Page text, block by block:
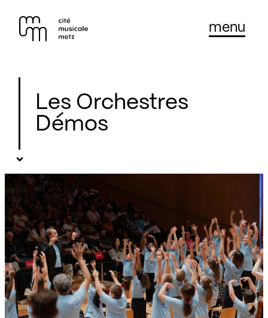
Se rendre au
Contenu principal
menu
Les Orchestres
Démos